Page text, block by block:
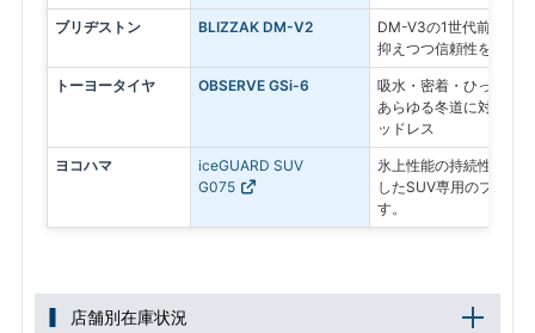
ブリヂストン BLIZZAK DM-V2
DM-V3の1世代前のモ
抑えつつ信頼性を求め
トーヨータイヤ OBSERVE GSi-6
吸水・密着・ひっかき
あらゆる冬道に対応す
ッドレス
ヨコハマ
iceGUARD SUV
G075
氷上性能の持続性と、
したSUV専用のプレミ
す。
店舗別在庫状況